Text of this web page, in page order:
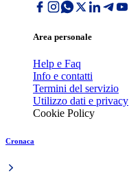
Area personale
Help e Faq
Info e contatti
Termini del servizio
Utilizzo dati e privacy
Cookie Policy
Cronaca